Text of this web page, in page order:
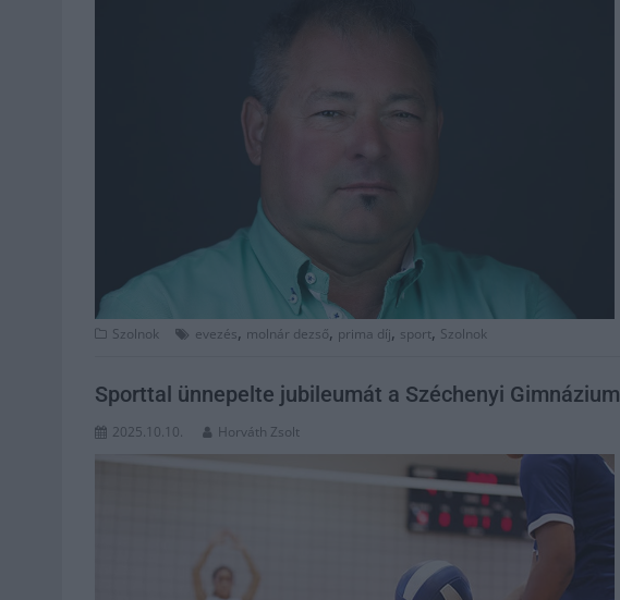
Szolnok evezés, molnár dezső, prima díj, sport, Szolnok
Sporttal ünnepelte jubileumát a Széchenyi Gimnázium
2025.10.10. Horváth Zsolt